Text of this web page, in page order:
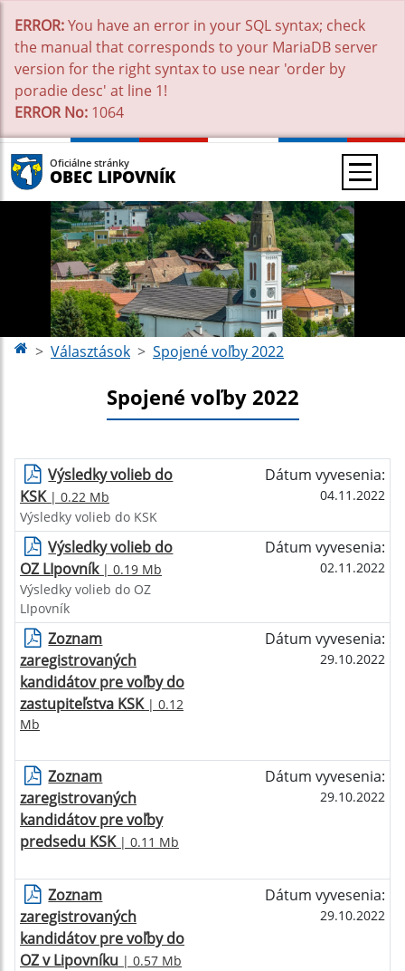
ERROR:You have an error in your SQL syntax; check
the manual that corresponds to your MariaDB server
version for the right syntax to use near 'order by
poradie desc' at line 1!
ERROR No: 1064
Oficiálne stránky
OBEC LIPOVNÍK
Választások Spojené voľby 2022
Spojené voľby 2022
Výsledky volieb do
KSK| 0.22 Mb
Dátum vyvesenia:
04.11.2022
Výsledky volieb do KSK
Výsledky volieb do
OZ LIpovník| 0.19 Mb
Dátum vyvesenia:
02.11.2022
Výsledky volieb do OZ
LIpovník
Zoznam
zaregistrovaných
kandidátov pre voľby do
zastupiteľstva KSK| 0.12
Mb
Dátum vyvesenia:
29.10.2022
Zoznam
zaregistrovaných
kandidátov pre voľby
predsedu KSK| 0.11 Mb
Dátum vyvesenia:
29.10.2022
Zoznam
zaregistrovaných
kandidátov pre voľby do
OZ v Lipovníku | 0.57 Mb
Dátum vyvesenia:
29.10.2022